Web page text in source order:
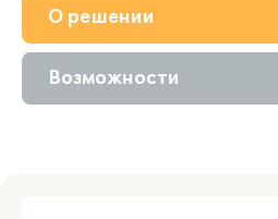
О решении
Приобретение
Возможности